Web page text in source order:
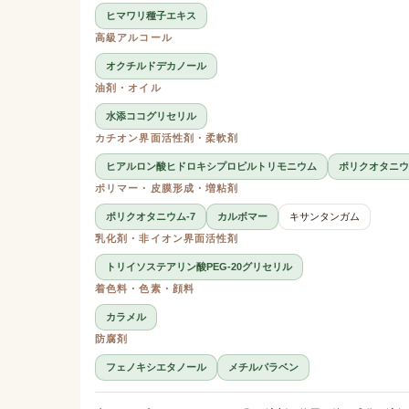
ヒマワリ種子エキス
高級アルコール
オクチルドデカノール
油剤・オイル
水添ココグリセリル
カチオン界面活性剤・柔軟剤
ヒアルロン酸ヒドロキシプロピルトリモニウム
ポリクオタニ
ポリマー・皮膜形成・増粘剤
ポリクオタニウム-7 カルボマー
キサンタンガム
乳化剤・非イオン界面活性剤
トリイソステアリン酸PEG-20グリセリル
着色料・色素・顔料
カラメル
防腐剤
フェノキシエタノール メチルパラベン